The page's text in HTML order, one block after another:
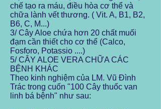
chế tạo ra máu, điều hòa cơ thể và
chữa lành vết thương. ( Vit. A, B1, B2,
B6, C, M...)
3/ Cây Aloe chứa hơn 20 chất muối
đạm cần thiết cho cơ thể (Calco,
Fosforo, Potassio ....)
5/ CÂY ALOE VERA CHỮA CÁC
BỆNH KHÁC
Theo kinh nghiệm của LM. Vũ Đình
Trác trong cuốn "100 Cây thuốc van
linh bá bệnh" như sau: